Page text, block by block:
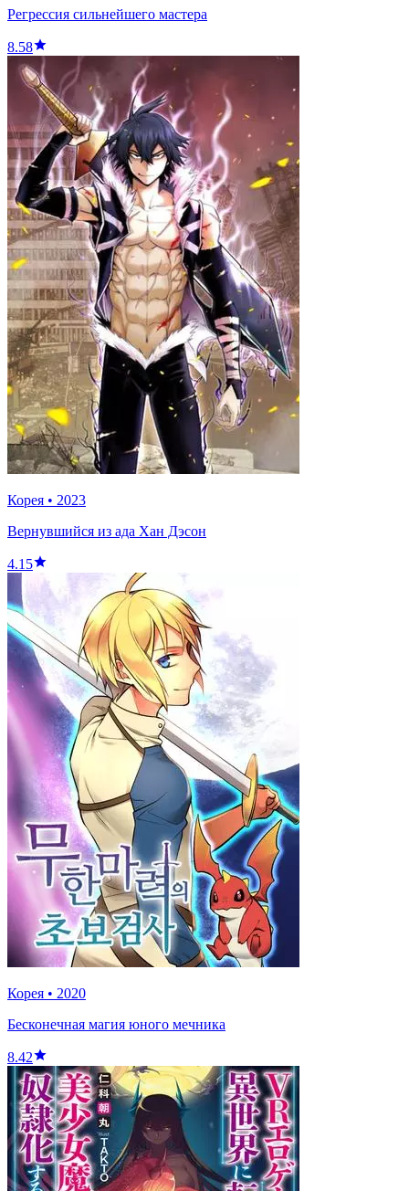
Регрессия сильнейшего мастера
8.58
Корея • 2023
Вернувшийся из ада Хан Дэсон
4.15
Корея • 2020
Бесконечная магия юного мечника
8.42